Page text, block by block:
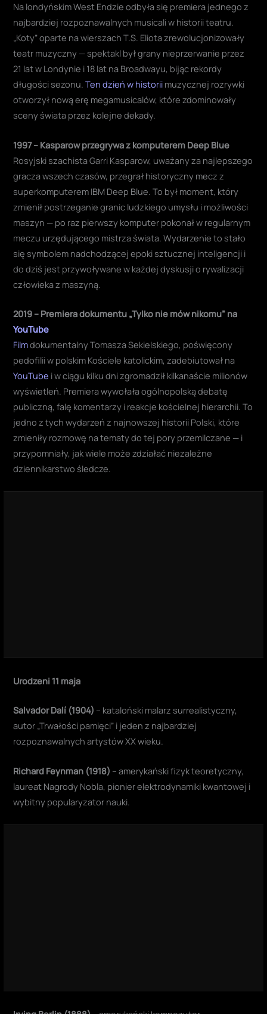
Na londyńskim West Endzie odbyła się premiera jednego z
najbardziej rozpoznawalnych musicali w historii teatru.
„Koty” oparte na wierszach T.S. Eliota zrewolucjonizowały
teatr muzyczny — spektakl był grany nieprzerwanie przez
21 lat w Londynie i 18 lat na Broadwayu, bijąc rekordy
długości sezonu.Ten dzień w historii muzycznej rozrywki
otworzył nową erę megamusicalów, które zdominowały
sceny świata przez kolejne dekady.
1997 – Kasparow przegrywa z komputerem Deep Blue
Rosyjski szachista Garri Kasparow, uważany za najlepszego
gracza wszech czasów, przegrał historyczny mecz z
superkomputerem IBM Deep Blue. To był moment, który
zmienił postrzeganie granic ludzkiego umysłu i możliwości
maszyn — po raz pierwszy komputer pokonał w regularnym
meczu urzędującego mistrza świata. Wydarzenie to stało
się symbolem nadchodzącej epoki sztucznej inteligencji i
do dziś jest przywoływane w każdej dyskusji o rywalizacji
człowieka z maszyną.
2019 – Premiera dokumentu „Tylko nie mów nikomu” na
YouTube
Filmdokumentalny Tomasza Sekielskiego, poświęcony
pedofilii w polskim Kościele katolickim, zadebiutował na
YouTube i w ciągu kilku dni zgromadził kilkanaście milionów
wyświetleń. Premiera wywołała ogólnopolską debatę
publiczną, falę komentarzy i reakcje kościelnej hierarchii. To
jedno z tych wydarzeń z najnowszej historii Polski, które
zmieniły rozmowę na tematy do tej pory przemilczane — i
przypomniały, jak wiele może zdziałać niezależne
dziennikarstwo śledcze.
Urodzeni 11 maja
Salvador Dalí (1904) – kataloński malarz surrealistyczny,
autor „Trwałości pamięci” i jeden z najbardziej
rozpoznawalnych artystów XX wieku.
Richard Feynman (1918) – amerykański fizyk teoretyczny,
laureat Nagrody Nobla, pionier elektrodynamiki kwantowej i
wybitny popularyzator nauki.